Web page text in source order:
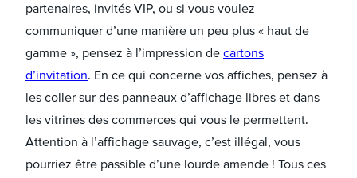
partenaires, invités VIP, ou si vous voulez
communiquer d’une manière un peu plus « haut de
gamme », pensez à l’impression de cartons
d’invitation. En ce qui concerne vos affiches, pensez à
les coller sur des panneaux d’affichage libres et dans
les vitrines des commerces qui vous le permettent.
Attention à l’affichage sauvage, c’est illégal, vous
pourriez être passible d’une lourde amende ! Tous ces